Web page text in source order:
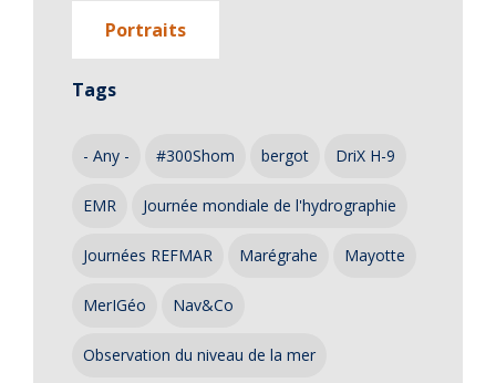
Portraits
Tags
- Any - #300Shom bergot DriX H-9
EMR Journée mondiale de l'hydrographie
Journées REFMAR Marégrahe Mayotte
MerIGéo Nav&Co
Observation du niveau de la mer